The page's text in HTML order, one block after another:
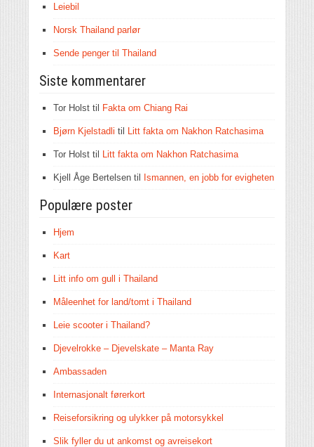
Leiebil
Norsk Thailand parlør
Sende penger til Thailand
Siste kommentarer
Tor Holst til Fakta om Chiang Rai
Bjørn Kjelstadli til Litt fakta om Nakhon Ratchasima
Tor Holst til Litt fakta om Nakhon Ratchasima
Kjell Åge Bertelsen til Ismannen, en jobb for evigheten
Populære poster
Hjem
Kart
Litt info om gull i Thailand
Måleenhet for land/tomt i Thailand
Leie scooter i Thailand?
Djevelrokke – Djevelskate – Manta Ray
Ambassaden
Internasjonalt førerkort
Reiseforsikring og ulykker på motorsykkel
Slik fyller du ut ankomst og avreisekort